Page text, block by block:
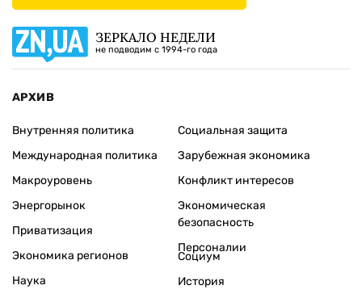
ЗЕРКАЛО НЕДЕЛИ
не подводим с 1994-го года
АРХИВ
Внутренняя политика
Международная политика
Макроуровень
Энергорынок
Приватизация
Экономика регионов
Социальная защита
Зарубежная экономика
Конфликт интересов
Экономическая
безопасность
Персоналии
Наука
Социум
История